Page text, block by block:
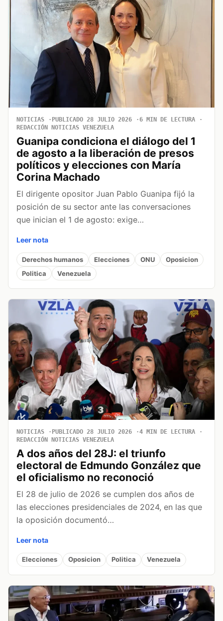
NOTICIAS PUBLICADO 28 JULIO 2026
6 MIN DE LECTURA
REDACCIÓN NOTICIAS VENEZUELA
Guanipa condiciona el diálogo del 1
de agosto a la liberación de presos
políticos y elecciones con María
Corina Machado
El dirigente opositor Juan Pablo Guanipa fijó la
posición de su sector ante las conversaciones
que inician el 1 de agosto: exige…
Leer nota
Derechos humanos Elecciones ONU
Oposicion
Politica
Venezuela
NOTICIAS PUBLICADO 28 JULIO 2026
4 MIN DE LECTURA
REDACCIÓN NOTICIAS VENEZUELA
A dos años del 28J: el triunfo
electoral de Edmundo González que
el oficialismo no reconoció
El 28 de julio de 2026 se cumplen dos años de
las elecciones presidenciales de 2024, en las que
la oposición documentó…
Leer nota
Elecciones Oposicion Politica Venezuela